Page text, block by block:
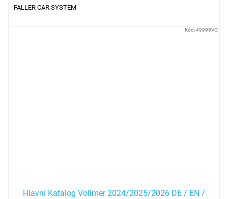
FALLER CAR SYSTEM
Hlavní Katalog Vollmer 2024/2025/2026 DE / EN /
Kód:49999VO